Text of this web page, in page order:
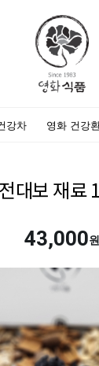
강차 영화 건강
대보 재료
43,000원